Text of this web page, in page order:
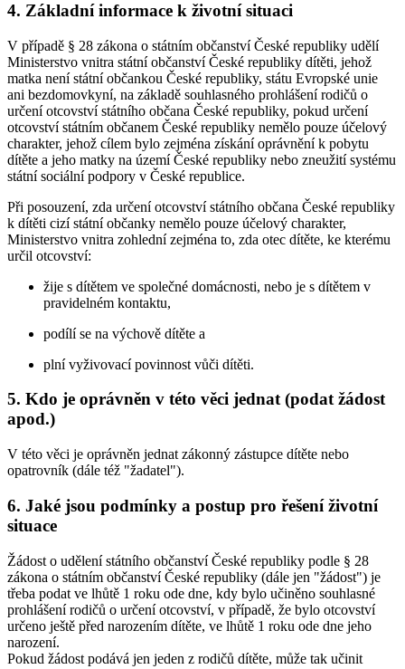
4. Základní informace k životní situaci
V případě § 28 zákona o státním občanství České republiky udělí
Ministerstvo vnitra státní občanství České republiky dítěti, jehož
matka není státní občankou České republiky, státu Evropské unie
ani bezdomovkyní, na základě souhlasného prohlášení rodičů o
určení otcovství státního občana České republiky, pokud určení
otcovství státním občanem České republiky nemělo pouze účelový
charakter, jehož cílem bylo zejména získání oprávnění k pobytu
dítěte a jeho matky na území České republiky nebo zneužití systému
státní sociální podpory v České republice.
Při posouzení, zda určení otcovství státního občana České republiky
k dítěti cizí státní občanky nemělo pouze účelový charakter,
Ministerstvo vnitra zohlední zejména to, zda otec dítěte, ke kterému
určil otcovství:
žije s dítětem ve společné domácnosti, nebo je s dítětem v
pravidelném kontaktu,
podílí se na výchově dítěte a
plní vyživovací povinnost vůči dítěti.
5. Kdo je oprávněn v této věci jednat (podat žádost
apod.)
V této věci je oprávněn jednat zákonný zástupce dítěte nebo
opatrovník (dále též "žadatel").
6. Jaké jsou podmínky a postup pro řešení životní
situace
Žádost o udělení státního občanství České republiky podle § 28
zákona o státním občanství České republiky (dále jen "žádost") je
třeba podat ve lhůtě 1 roku ode dne, kdy bylo učiněno souhlasné
prohlášení rodičů o určení otcovství, v případě, že bylo otcovství
určeno ještě před narozením dítěte, ve lhůtě 1 roku ode dne jeho
narození.
Pokud žádost podává jen jeden z rodičů dítěte, může tak učinit